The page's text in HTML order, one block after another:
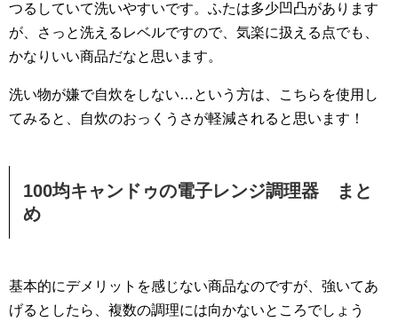
つるしていて洗いやすいです。ふたは多少凹凸があります
が、さっと洗えるレベルですので、気楽に扱える点でも、
かなりいい商品だなと思います。
洗い物が嫌で自炊をしない…という方は、こちらを使用し
てみると、自炊のおっくうさが軽減されると思います！
100均キャンドゥの電子レンジ調理器 まと
め
基本的にデメリットを感じない商品なのですが、強いてあ
げるとしたら、複数の調理には向かないところでしょう